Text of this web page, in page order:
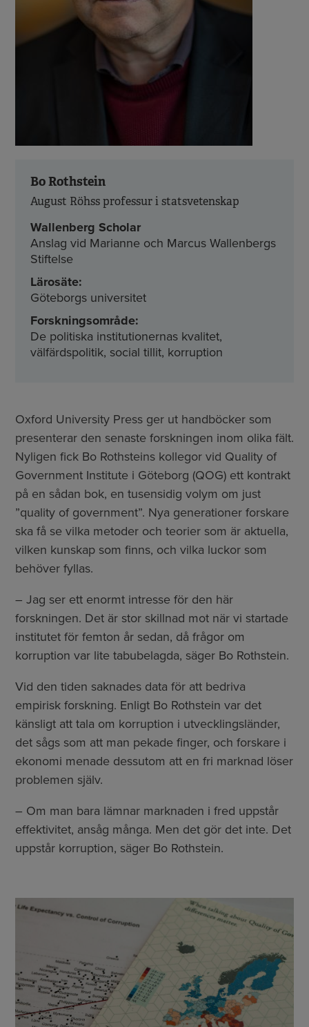
Bo Rothstein
August Röhss professur i statsvetenskap
Wallenberg Scholar
Anslag vid Marianne och Marcus Wallenbergs
Stiftelse
Lärosäte:
Göteborgs universitet
Forskningsområde:
De politiska institutionernas kvalitet,
välfärdspolitik, social tillit, korruption
Oxford University Press ger ut handböcker som
presenterar den senaste forskningen inom olika fält.
Nyligen fick Bo Rothsteins kollegor vid Quality of
Government Institute i Göteborg (QOG) ett kontrakt
på en sådan bok, en tusensidig volym om just
”quality of government”. Nya generationer forskare
ska få se vilka metoder och teorier som är aktuella,
vilken kunskap som finns, och vilka luckor som
behöver fyllas.
– Jag ser ett enormt intresse för den här
forskningen. Det är stor skillnad mot när vi startade
institutet för femton år sedan, då frågor om
korruption var lite tabubelagda, säger Bo Rothstein.
Vid den tiden saknades data för att bedriva
empirisk forskning. Enligt Bo Rothstein var det
känsligt att tala om korruption i utvecklingsländer,
det sågs som att man pekade finger, och forskare i
ekonomi menade dessutom att en fri marknad löser
problemen själv.
– Om man bara lämnar marknaden i fred uppstår
effektivitet, ansåg många. Men det gör det inte. Det
uppstår korruption, säger Bo Rothstein.